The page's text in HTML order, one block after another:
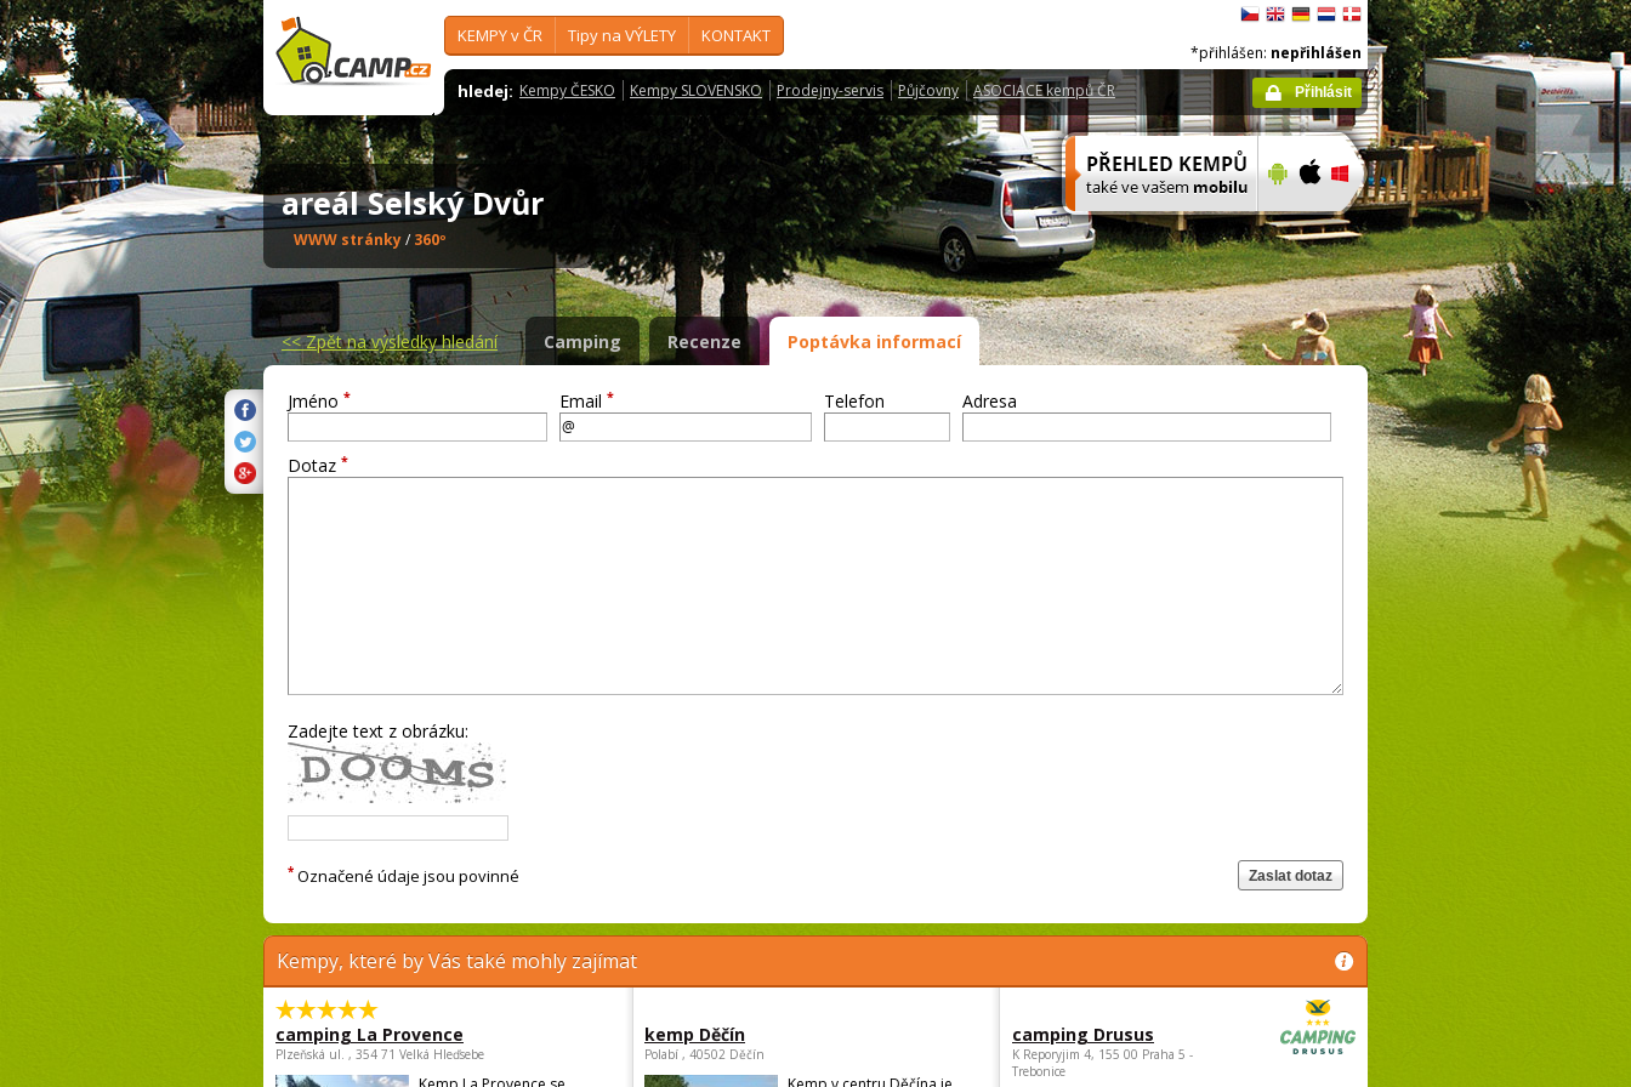
KEMPY v ČR Tipy na VÝLETY KONTAKT
hledej: Kempy ČESKO Kempy SLOVENSKO Prodejny-servis Půjčovny ASOCIACE kempů ČR
*přihlášen: nepřihlášen
Přihlásit
areál Selský Dvůr
WWW stránky/ 360º
<<Zpět na výsledky hledání Camping Recenze Poptávka informací
Jméno * Email * Telefon Adresa
Dotaz *
Zadejte text z obrázku:
* Označené údaje jsou povinné
Kempy, které by Vás také mohly zajímat
camping La Provence
Plzeňská ul. , 354 71 Velká Hleďsebe
kemp Děčín
Polabí , 40502 Děčín
camping Drusus
K Reporyjim 4, 155 00 Praha 5 -
Trebonice